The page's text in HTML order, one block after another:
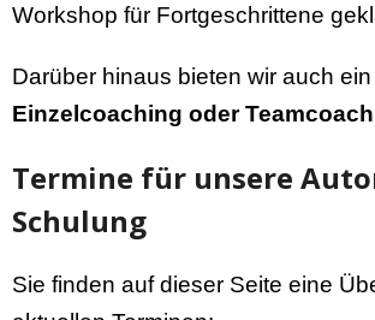
Workshop für Fortgeschrittene
Darüber hinaus bieten wir auch ein
Einzelcoaching oder
Termine für unsere
Schulung
Sie finden auf dieser Seite eine